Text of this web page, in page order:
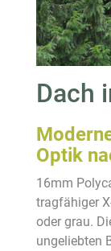
Dach
Optik
16mm
tragfähiger
oder grau.
ungeliebten